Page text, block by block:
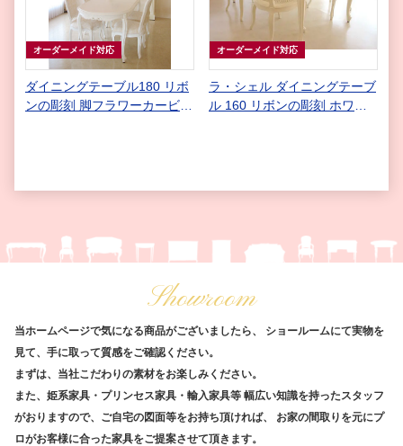
オーダーメイド対応
ダイニングテーブル180 リボ
ンの彫刻 脚フラワーカービン
オーダーメイド対応
ラ・シェル ダイニングテーブ
ル 160 リボンの彫刻 ホワイ
Showroom
当ホームページで気になる商品がございましたら、
ショールームにて実物を
見て、手に取って質感をご確認ください。
まずは、当社こだわりの素材をお楽しみください。
また、姫系家具・プリンセス家具・輸入家具等 幅広い知識を持ったスタッフ
がおりますので、ご自宅の図面等をお持ち頂ければ、
お家の間取りを元にプ
ロがお客様に合った家具をご提案させて頂きます。